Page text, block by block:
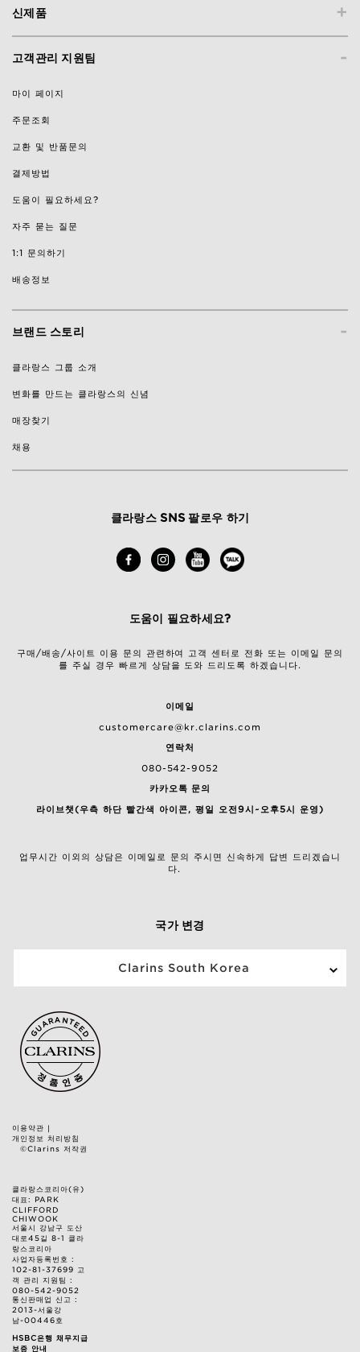
+
신제품
-
고객관리 지원팀
마이 페이지
주문조회
교환 및 반품문의
결제방법
도움이 필요하세요?
자주 묻는 질문
1:1 문의하기
배송정보
-
브랜드 스토리
클라랑스 그룹 소개
변화를 만드는 클라랑스의 신념
매장찾기
채용
클라랑스 SNS 팔로우 하기
도움이 필요하세요?
구매/배송/사이트 이용 문의 관련하여 고객 센터로 전화 또는 이메일 문의
를 주실 경우 빠르게 상담을 도와 드리도록 하겠습니다.
이메일
customercare@kr.clarins.com
연락처
080-542-9052
카카오톡 문의
라이브챗(우측 하단 빨간색 아이콘, 평일 오전9시~오후5시 운영)
업무시간 이외의 상담은 이메일로 문의 주시면 신속하게 답변 드리겠습니
다.
국가 변경
Clarins South Korea
이용약관 |
개인정보 처리방침
©Clarins 저작권
클라랑스코리아(유)
대표: PARK
CLIFFORD
CHIWOOK
서울시 강남구 도산
대로45길 8-1 클라
랑스코리아
사업자등록번호 :
102-81-37699 고
객 관리 지원팀 :
080-542-9052
통신판매업 신고 :
2013-서울강
남-00446호
HSBC은행 채무지급
보증 안내